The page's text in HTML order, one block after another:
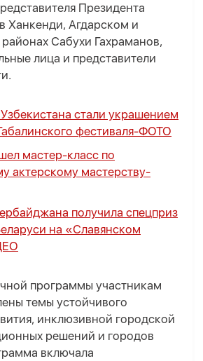
Президента
Ханкенди, Агдарском и
Сабухи Гахраманов,
лица и представители
стали украшением
фестиваля-ФОТО
мастер-класс по
актерскому мастерству-
получила спецприз
на «Славянском
программы участникам
темы устойчивого
инклюзивной городской
решений и городов
включала